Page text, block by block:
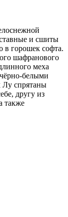
и сшиты
в горошек софта.
шафранового
меха
белыми
Лу спрятаны
другу из
также